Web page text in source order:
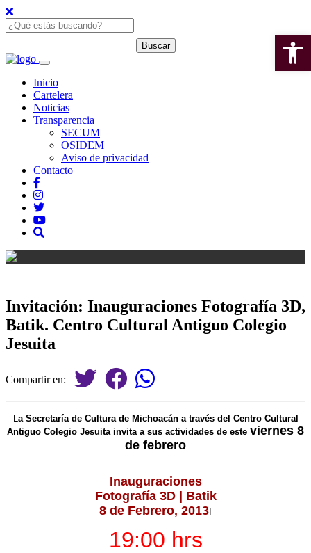
Inicio
Cartelera
Noticias
Transparencia
SECUM
OSIDEM
Aviso de privacidad
Contacto
Invitación: Inauguraciones Fotografía 3D,
Batik. Centro Cultural Antiguo Colegio
Jesuita
Compartir en:
a Secretaría de Cultura de Michoacán a través del Centro Cultural
Antiguo Colegio Jesuita invita a sus actividades de este viernes 8
de febrero
Inauguraciones
Fotografía 3D | Batik
8 de Febrero, 2013
19:00 hrs